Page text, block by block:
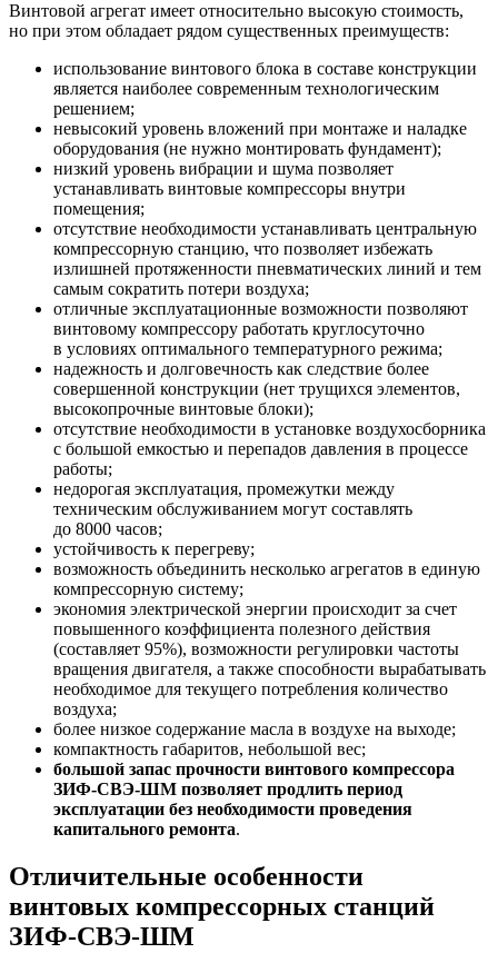
Винтовой агрегат имеет относительно высокую стоимость,
но при этом обладает рядом существенных преимуществ:
использование винтового блока в составе конструкции
является наиболее современным технологическим
решением;
невысокий уровень вложений при монтаже и наладке
оборудования (не нужно монтировать фундамент);
низкий уровень вибрации и шума позволяет
устанавливать винтовые компрессоры внутри
помещения;
отсутствие необходимости устанавливать центральную
компрессорную станцию, что позволяет избежать
излишней протяженности пневматических линий и тем
самым сократить потери воздуха;
отличные эксплуатационные возможности позволяют
винтовому компрессору работать круглосуточно
в условиях оптимального температурного режима;
надежность и долговечность как следствие более
совершенной конструкции (нет трущихся элементов,
высокопрочные винтовые блоки);
отсутствие необходимости в установке воздухосборника
с большой емкостью и перепадов давления в процессе
работы;
недорогая эксплуатация, промежутки между
техническим обслуживанием могут составлять
до 8000 часов;
устойчивость к перегреву;
возможность объединить несколько агрегатов в единую
компрессорную систему;
экономия электрической энергии происходит за счет
повышенного коэффициента полезного действия
(составляет 95%), возможности регулировки частоты
вращения двигателя, а также способности вырабатывать
необходимое для текущего потребления количество
воздуха;
более низкое содержание масла в воздухе на выходе;
компактность габаритов, небольшой вес;
большой запас прочности винтового компрессора
ЗИФ-СВЭ-ШМ позволяет продлить период
эксплуатации без необходимости проведения
капитального ремонта.
Отличительные особенности
винтовых компрессорных станций
ЗИФ-СВЭ-ШМ